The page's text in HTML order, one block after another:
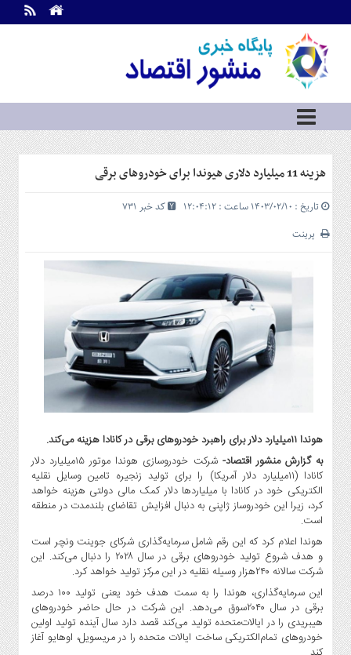
اطلاعات
تماس
ما
درباره
ما
سرویس
ها
بازار
سرمایه
و
بورس
و
شهری
گاز
و
پتروشیمی
و
خودرو
استارت
آپ
و
فن
آوری
بانک
،
بیمه
و
ارز
دیجیتال
هزینه 11 میلیارد دلاری هیوندا برای خودروهای برقی
تاریخ : ۱۴۰۳/۰۲/۱۰ ساعت : ۱۲:۰۴:۱۲
کد خبر 731
پرینت
هوندا ۱۱میلیارد دلار برای راهبرد خودروهای برقی در کانادا هزینه می‌کند.
به گزارش منشور اقتصاد-
شرکت خودروسازی هوندا موتور ۱۵میلیارد دلار
کانادا (۱۱میلیارد دلار آمریکا) را برای تولید زنجیره تامین وسایل نقلیه
الکتریکی خود در کانادا با میلیاردها دلار کمک مالی دولتی هزینه خواهد
کرد، زیرا این خودروساز ژاپنی به دنبال افزایش تقاضای بلندمدت در منطقه
است.
هوندا اعلام کرد که این رقم شامل سرمایه‌گذاری شرکای جوینت ونچر است
و هدف شروع تولید خودروهای برقی در سال ۲۰۲۸ را دنبال می‌کند. این
شرکت سالانه ۲۴۰هزار وسیله نقلیه در این مرکز تولید خواهد کرد.
این سرمایه‌گذاری، هوندا را به سمت هدف خود یعنی تولید ۱۰۰ درصد
برقی در سال ۲۰۴۰سوق می‌دهد. این شرکت در حال حاضر خودروهای
هیبریدی را در ایالات‌متحده تولید می‌کند قصد دارد سال آینده تولید اولین
خودروهای تمام‌الکتریکی ساخت ایالات متحده را در مریسویل، اوهایو آغاز